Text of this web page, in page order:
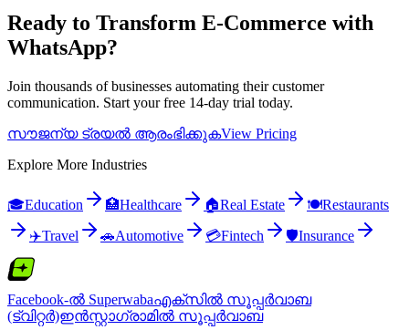
Ready to Transform E-Commerce with
WhatsApp?
Join thousands of businesses automating their customer
communication. Start your free 14-day trial today.
സൗജന്യ ട്രയൽ ആരംഭിക്കുകView Pricing
Explore More Industries
🎓Education 🏥Healthcare 🏠Real Estate 🍽️Restaurants
✈️Travel 🚗Automotive 💳Fintech 🛡️Insurance
Facebook-ൽ Superwabaഎക്‌സിൽ സൂപ്പർവാബ
(ട്വിറ്റർ)ഇൻസ്റ്റാഗ്രാമിൽ സൂപ്പർവാബ